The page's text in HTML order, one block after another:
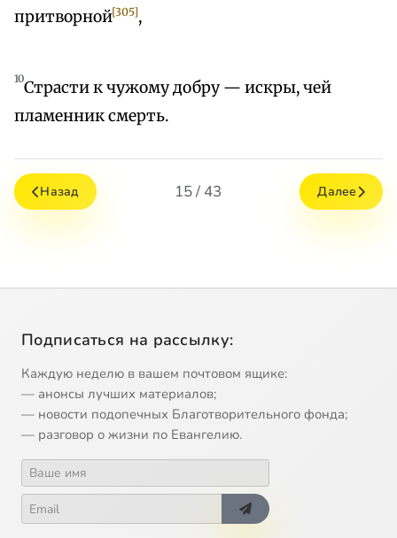
притворной[305],
10Страсти к чужому добру — искры, чей
пламенник смерть.
Назад 15 / 43 Далее
Подписаться на рассылку:
Каждую неделю в вашем почтовом ящике:
— анонсы лучших материалов;
— новости подопечных Благотворительного фонда;
— разговор о жизни по Евангелию.